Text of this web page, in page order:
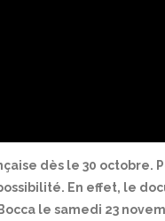
dès le 30 octobre.
En effet, le
le samedi 23